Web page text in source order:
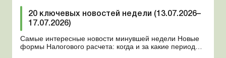
20 ключевых новостей недели (13.07.2026–
17.07.2026)
Самые интересные новости минувшей недели Новые
формы Налогового расчета: когда и за какие периоды